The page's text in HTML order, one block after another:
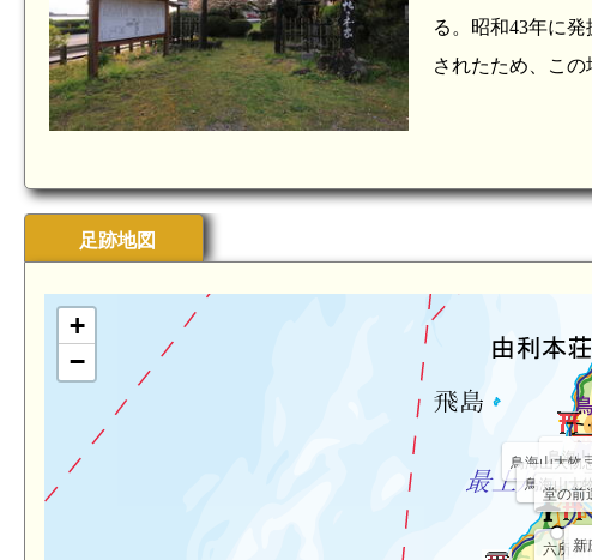
る。昭和43年に
されたため、こ
足跡地図
六所神
鳥海
鳥海山大物
鳥海山大
堂の前
新
+
−